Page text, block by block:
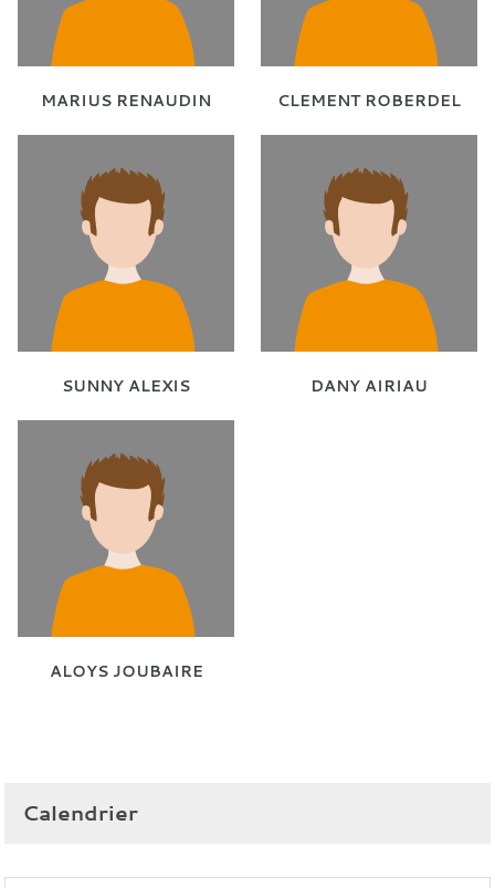
MARIUS RENAUDIN CLEMENT ROBERDEL
SUNNY ALEXIS DANY AIRIAU
ALOYS JOUBAIRE
Calendrier